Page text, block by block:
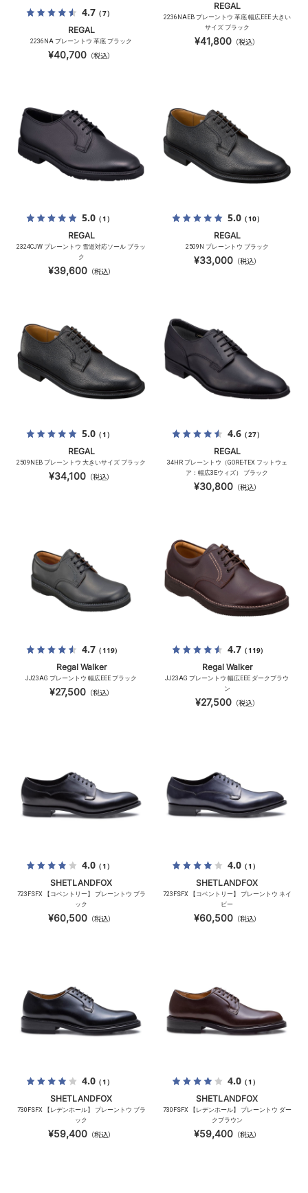
4.7（7）
REGAL
2236NA プレーントウ 革底 ブラック
¥40,700 （税込）
REGAL
2236NAEB プレーントウ 革底 幅広EEE 大きい
サイズ ブラック
¥41,800 （税込）
5.0（1）
REGAL
2324CJW プレーントウ 雪道対応ソール ブラッ
ク
¥39,600（税込）
5.0（10）
REGAL
2509N プレーントウ ブラック
¥33,000（税込）
5.0（1）
REGAL
2509NEB プレーントウ 大きいサイズ ブラック
¥34,100 （税込）
4.6（27）
REGAL
34HR プレーントウ（GORE-TEX フットウェ
ア：幅広3Eウィズ） ブラック
¥30,800（税込）
4.7（119）
Regal Walker
JJ23AG プレーントウ 幅広EEE ブラック
¥27,500（税込）
4.7（119）
Regal Walker
JJ23AG プレーントウ 幅広EEE ダークブラウ
ン
¥27,500（税込）
4.0（1）
SHETLANDFOX
723FSFX 【コベントリー】 プレーントウ ブラ
ック
¥60,500（税込）
4.0（1）
SHETLANDFOX
723FSFX 【コベントリー】 プレーントウ ネイ
ビー
¥60,500（税込）
4.0（1）
SHETLANDFOX
730FSFX 【レデンホール】 プレーントウ ブラ
ック
¥59,400（税込）
4.0（1）
SHETLANDFOX
730FSFX 【レデンホール】 プレーントウ ダー
クブラウン
¥59,400（税込）